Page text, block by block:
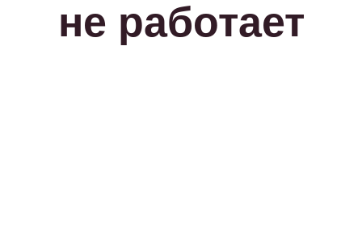
не работает